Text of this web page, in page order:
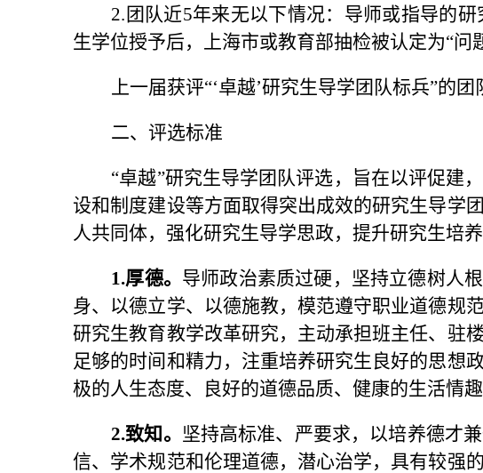
2.团队近5年来无以下情况：导师或指导的
生学位授予后，上海市或教育部抽检被认定为“问
上一届获评“‘卓越’研究生导学团队标兵”的团
二、评选标准
“卓越”研究生导学团队评选，旨在以评促建
设和制度建设等方面取得突出成效的研究生导学
人共同体，强化研究生导学思政，提升研究生培养
1.厚德。 导师政治素质过硬，坚持立德树人根
身、以德立学、以德施教，模范遵守职业道德规
研究生教育教学改革研究，主动承担班主任、驻
足够的时间和精力，注重培养研究生良好的思想
极的人生态度、良好的道德品质、健康的生活情
2.致知。 坚持高标准、严要求，以培养德才
信、学术规范和伦理道德，潜心治学，具有较强